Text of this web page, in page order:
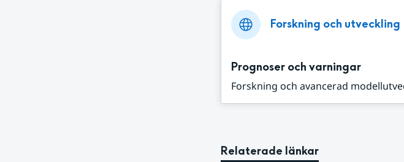
Forskning och utveckling
Prognoser och varningar
Forskning och avancerad
Relaterade länkar